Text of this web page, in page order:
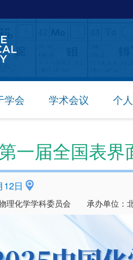
学会 学术会议 个
一届全国表界
12日
理化学学科委员会 承办单位：